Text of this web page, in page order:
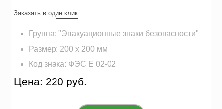
Заказать в один клик
Группа: "Эвакуационные знаки безопасности"
Размер: 200 х 200 мм
Код знака: ФЭС E 02-02
Цена: 220 руб.